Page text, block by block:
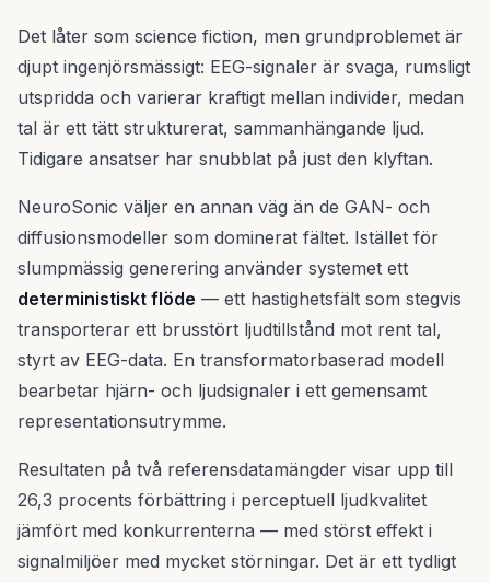
Det låter som science fiction, men grundproblemet är
djupt ingenjörsmässigt: EEG-signaler är svaga, rumsligt
utspridda och varierar kraftigt mellan individer, medan
tal är ett tätt strukturerat, sammanhängande ljud.
Tidigare ansatser har snubblat på just den klyftan.
NeuroSonic väljer en annan väg än de GAN- och
diffusionsmodeller som dominerat fältet. Istället för
slumpmässig generering använder systemet ett
deterministiskt flöde — ett hastighetsfält som stegvis
transporterar ett brusstört ljudtillstånd mot rent tal,
styrt av EEG-data. En transformatorbaserad modell
bearbetar hjärn- och ljudsignaler i ett gemensamt
representationsutrymme.
Resultaten på två referensdatamängder visar upp till
26,3 procents förbättring i perceptuell ljudkvalitet
jämfört med konkurrenterna — med störst effekt i
signalmiljöer med mycket störningar. Det är ett tydligt